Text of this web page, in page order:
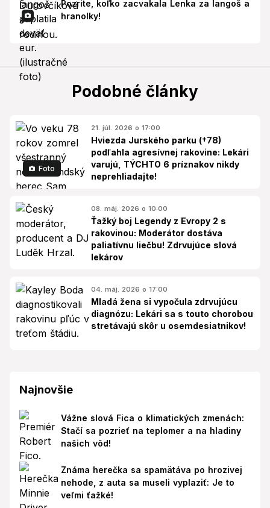
Pozrite, koľko zacvakala Lenka za langoš a
hranolky!
Podobné články
Foto
21. júl. 2026 o 17:00
Hviezda Jurského parku (†78)
podľahla agresívnej rakovine: Lekári
varujú, TÝCHTO 6 príznakov nikdy
neprehliadajte!
08. máj. 2026 o 10:00
Ťažký boj Legendy z Evropy 2 s
rakovinou: Moderátor dostáva
paliatívnu liečbu! Zdrvujúce slová
lekárov
04. máj. 2026 o 17:00
Mladá žena si vypočula zdrvujúcu
diagnózu: Lekári sa s touto chorobou
stretávajú skôr u osemdesiatnikov!
Najnovšie
Vážne slová Fica o klimatických zmenách:
Stačí sa pozrieť na teplomer a na hladiny
našich vôd!
Známa herečka sa spamätáva po hrozivej
nehode, z auta sa museli vyplaziť: Je to
veľmi ťažké!